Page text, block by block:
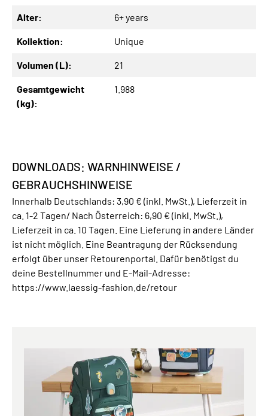
Alter: 6+ years
Kollektion: Unique
Volumen (L): 21
Gesamtgewicht
(kg):
1.988
DOWNLOADS: WARNHINWEISE /
GEBRAUCHSHINWEISE
Innerhalb Deutschlands: 3,90 € (inkl. MwSt.), Lieferzeit in
ca. 1-2 Tagen/ Nach Österreich: 6,90 € (inkl. MwSt.),
Lieferzeit in ca. 10 Tagen. Eine Lieferung in andere Länder
ist nicht möglich. Eine Beantragung der Rücksendung
erfolgt über unser Retourenportal. Dafür benötigst du
deine Bestellnummer und E-Mail-Adresse:
https://www.laessig-fashion.de/retour